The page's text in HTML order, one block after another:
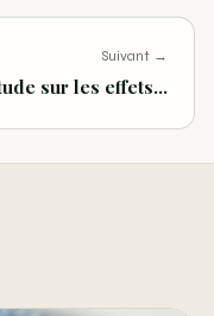
Suivant →
sur les effets…